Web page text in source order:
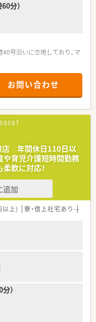
分）
号沿いに立地しており、マ
3名の計6名体制で、チーム
っています。
っており、ご経験や年齢
を提示いたします。
当が充実しており、正社
く活躍できる環境が整って
績があり、日々の頑張り
仕組みが構築されていま
して働ける環境です。
があり、長期の休暇を取得
され、事前の予定は取りや
共感し、常に勉強熱心で
が活躍できます。
ルなど、様々なタイプの
に最適です。
お問い合わせ
店 年間休日110日以
育児介護短時間勤務
軟に対応！
追加
上) 寮・借上社宅あり
）